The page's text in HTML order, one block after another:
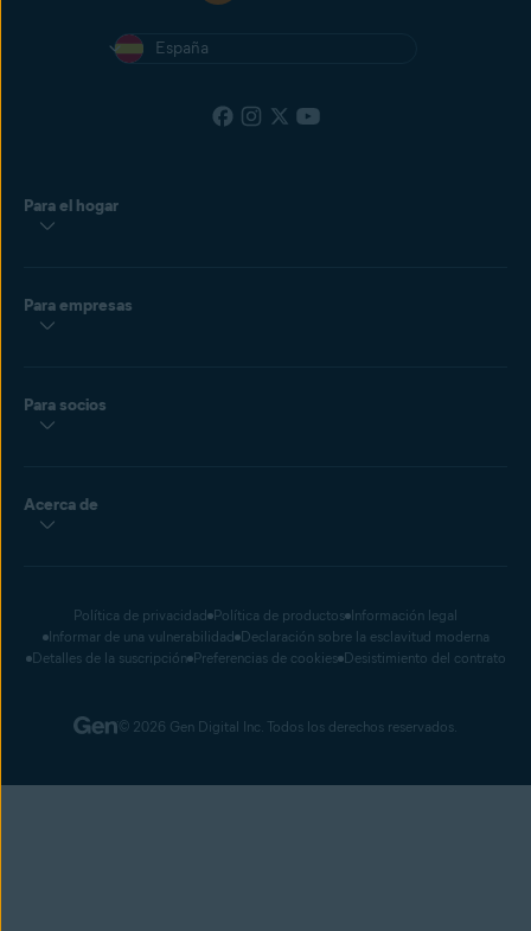
España
Para el hogar
Para empresas
Para socios
Acerca de
Política de privacidad Política de productos Información legal
Informar de una vulnerabilidad Declaración sobre la esclavitud moderna
Detalles de la suscripción Preferencias de cookies Desistimiento del contrato
© 2026 Gen Digital Inc. Todos los derechos reservados.